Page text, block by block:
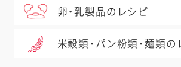
卵・乳製品のレシピ
米穀類・パン粉類・麺類の